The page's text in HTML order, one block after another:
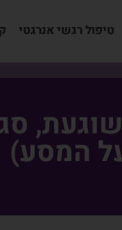
טיפול רגשי אנרגטי
המסע)